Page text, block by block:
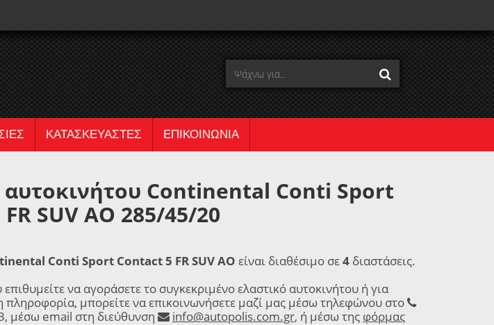
ΚΑΤΑΣΚΕΥΑΣΤΕΣ ΕΠΙΚΟΙΝΩΝΙΑ
αυτοκινήτου Continental Conti Sport
SUV AO 285/45/20
Conti Sport Contact 5 FR SUV AO είναι διαθέσιμο σε4 διαστάσεις.
να αγοράσετε το συγκεκριμένο ελαστικό αυτοκινήτου ή για
πληροφορία, μπορείτε να επικοινωνήσετε μαζί μας μέσω τηλεφώνου στο
μέσω email στη διεύθυνση
info@autopolis.com.gr, ή μέσω της φόρμας